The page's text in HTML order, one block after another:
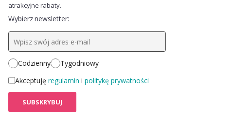
atrakcyjne rabaty.
Wybierz newsletter:
Codzienny
Tygodniowy
Akceptuję regulamin i politykę prywatności